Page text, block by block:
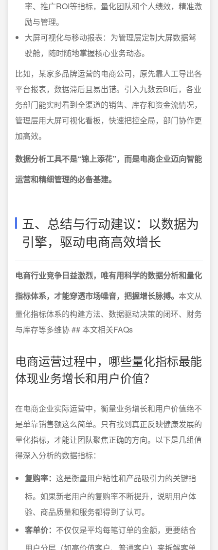
率、推广ROI等指标，量化团队和个人绩效，精准激
励与管理。
大屏可视化与移动报表：为管理层定制大屏数据驾
驶舱，随时随地掌握核心业务动态。
比如，某家多品牌运营的电商公司，原先靠人工导出各
平台报表，数据滞后且易出错。引入九数云BI后，各业
务部门能实时看到全渠道的销售、库存和资金流情况，
管理层用大屏可视化看板，快速把控全局，部门协作更
加高效。
数据分析工具不是“锦上添花”，而是电商企业迈向智能
运营和精细管理的必备基建。
五、总结与行动建议：以数据为
引擎，驱动电商高效增长
电商行业竞争日益激烈，唯有用科学的数据分析和量化
指标体系，才能穿透市场噪音，把握增长脉搏。 本文从
量化指标体系的构建方法、数据驱动决策的闭环、财务
与库存等多维协 ## 本文相关FAQs
电商运营过程中，哪些量化指标最能
体现业务增长和用户价值？
在电商企业实际运营中，衡量业务增长和用户价值绝不
是单靠销售额这么简单。只有找到真正反映健康发展的
量化指标，才能让团队聚焦正确的方向。以下是几组值
得深入分析的数据指标：
复购率： 这是衡量用户粘性和产品吸引力的关键指
标。如果新老用户的复购率不断提升，说明用户体
验、商品质量和服务都得到了认可。
客单价： 不仅仅是平均每笔订单的金额，更要结合